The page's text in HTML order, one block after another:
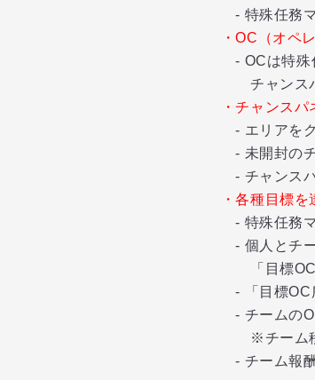
- 特殊任務マ
・OC（オペ
- OCは特殊任
チャンスパ
・チャンスパ
- エリアをク
- 未開封のチ
- チャンスパ
・各種目標
- 特殊任務マ
- 個人とチー
「目標OC所
- 「目標OC所
- チームのOC
※チーム移籍
- チーム報酬